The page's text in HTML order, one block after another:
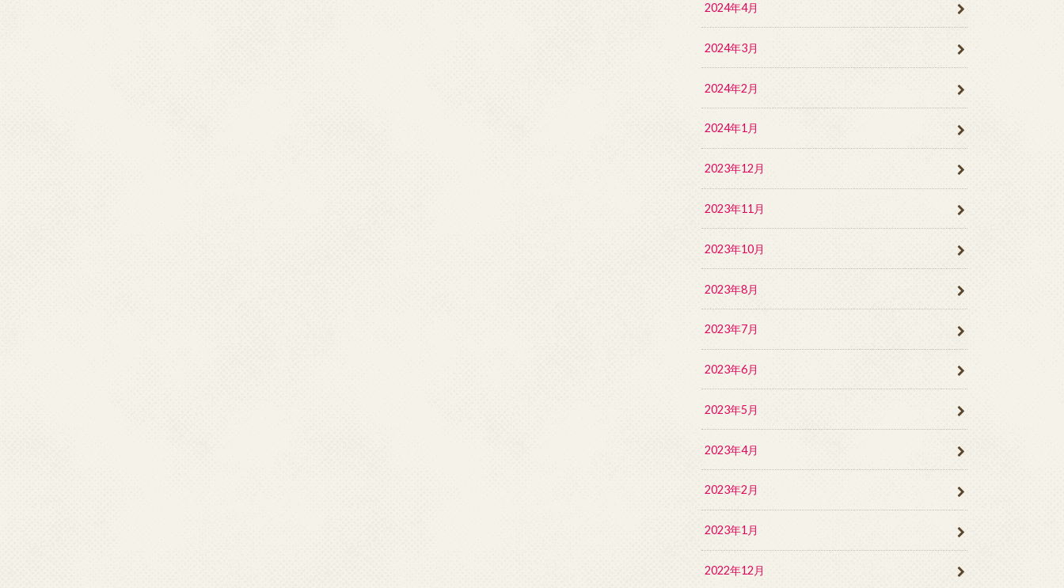
2024年4月
2024年3月
2024年2月
2024年1月
2023年12月
2023年11月
2023年10月
2023年8月
2023年7月
2023年6月
2023年5月
2023年4月
2023年2月
2023年1月
2022年12月